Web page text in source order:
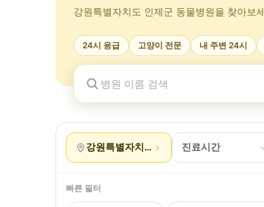
강원특별자치도 인제군 동물병원을 찾아보
24시 응급 고양이 전문 내 주변 24시
강원특별자치도 인제군 북면
진료시간
빠른 필터